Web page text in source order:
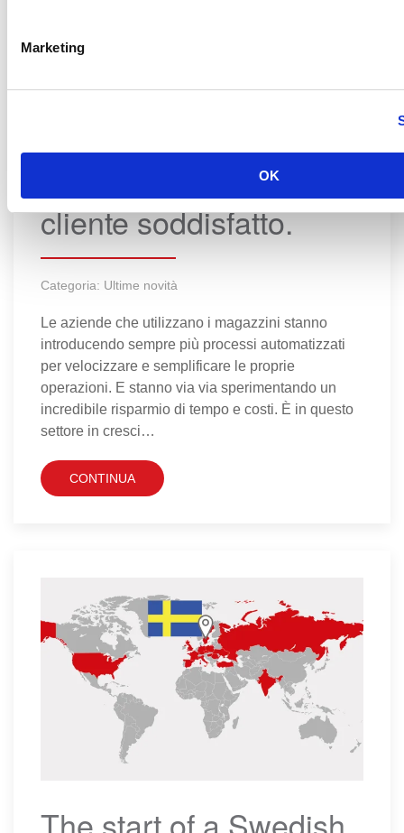
Marketing
OK
Un altro magazzino
automatizzato. Un altro
cliente soddisfatto.
Categoria: Ultime novità
Le aziende che utilizzano i magazzini stanno
introducendo sempre più processi automatizzati
per velocizzare e semplificare le proprie
operazioni. E stanno via via sperimentando un
incredibile risparmio di tempo e costi. È in questo
settore in cresci…
CONTINUA